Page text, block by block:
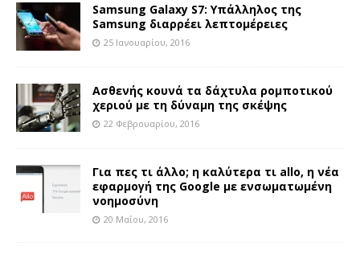
Samsung Galaxy S7: Υπάλληλος της
Samsung διαρρέει λεπτομέρειες
25 Ιανουαρίου, 2016
Ασθενής κουνά τα δάχτυλα ρομποτικού
χεριού με τη δύναμη της σκέψης
22 Φεβρουαρίου, 2016
Για πες τι άλλο; η καλύτερα τι allo, η νέα
εφαρμογή της Google με ενσωματωμένη
νοημοσύνη
20 Μαΐου, 2016